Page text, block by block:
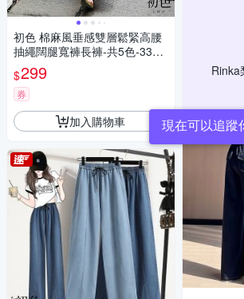
初色 棉麻風垂感雙層鬆緊高腰
抽繩闊腿寬褲長褲-共5色-3378
6(M-2XL可選)
$299
券
加入購物車
Rinka
現在可以追蹤